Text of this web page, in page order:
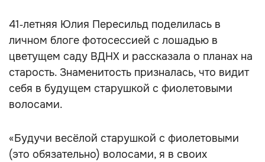
41‑летняя Юлия Пересильд поделилась в
личном блоге фотосессией с лошадью в
цветущем саду ВДНХ и рассказала о планах на
старость. Знаменитость призналась, что видит
себя в будущем старушкой с фиолетовыми
волосами.
«Будучи весёлой старушкой с фиолетовыми
(это обязательно) волосами, я в своих